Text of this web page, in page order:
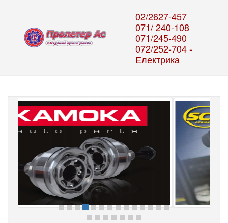
02/2627-457
071/ 240-108
071/245-490
072/252-704 -
Електрика